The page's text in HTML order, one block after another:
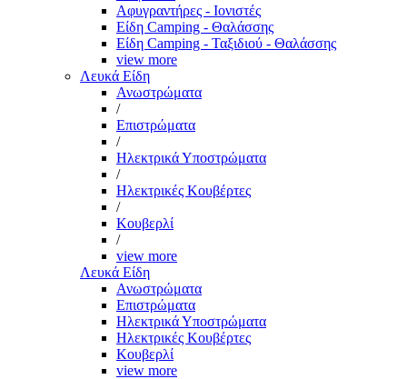
Αφυγραντήρες - Ιονιστές
Είδη Camping - Θαλάσσης
Είδη Camping - Ταξιδιού - Θαλάσσης
view more
Λευκά Είδη
Ανωστρώματα
/
Επιστρώματα
/
Ηλεκτρικά Υποστρώματα
/
Ηλεκτρικές Κουβέρτες
/
Κουβερλί
/
view more
Λευκά Είδη
Ανωστρώματα
Επιστρώματα
Ηλεκτρικά Υποστρώματα
Ηλεκτρικές Κουβέρτες
Κουβερλί
view more